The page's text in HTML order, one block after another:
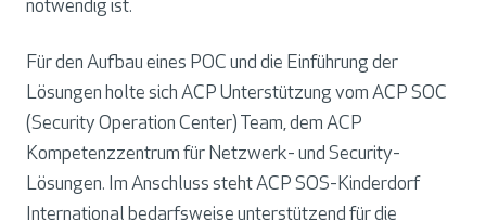
notwendig ist.
Für den Aufbau eines POC und die Einführung der
Lösungen holte sich ACP Unterstützung vom ACP SOC
(Security Operation Center) Team, dem ACP
Kompetenzzentrum für Netzwerk- und Security-
Lösungen. Im Anschluss steht ACP SOS-Kinderdorf
International bedarfsweise unterstützend für die